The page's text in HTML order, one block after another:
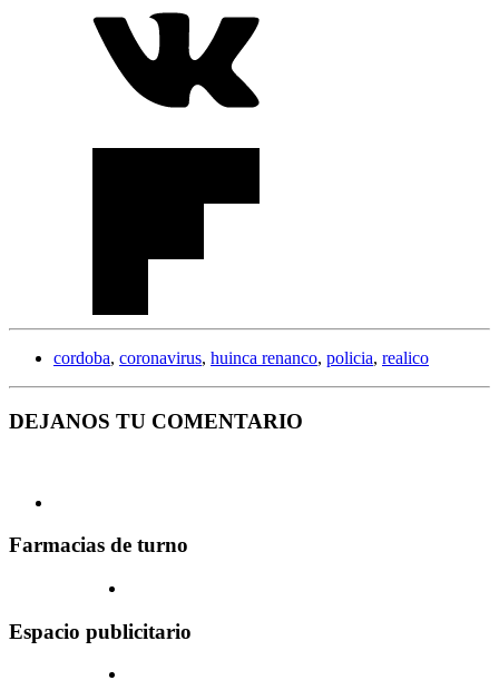
cordoba, coronavirus, huinca renanco, policia, realico
DEJANOS TU COMENTARIO
Farmacias de turno
Espacio publicitario